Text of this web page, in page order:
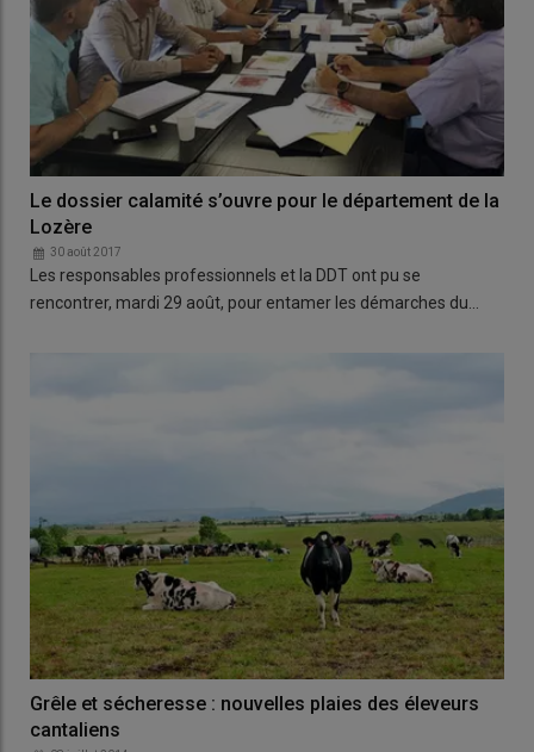
Le dossier calamité s’ouvre pour le département de la
Lozère
30 août 2017
Les responsables professionnels et la DDT ont pu se
rencontrer, mardi 29 août, pour entamer les démarches du…
Grêle et sécheresse : nouvelles plaies des éleveurs
cantaliens